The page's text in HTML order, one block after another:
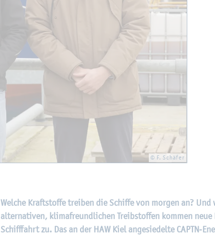
© F. Schä­fer
Wel­che Kraft­stof­fe trei­ben die Schif­fe von mor­gen an?
al­ter­na­ti­ven, kli­ma­freund­li­chen Treib­stof­fen kom­men
Schiff­fahrt zu. Das an der HAW Kiel an­ge­sie­del­te
©